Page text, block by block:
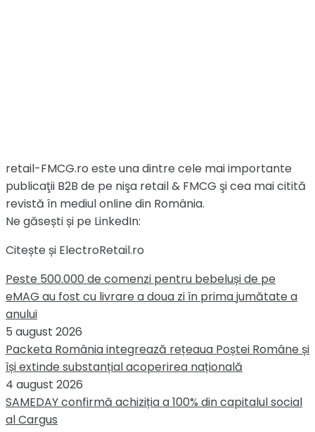
retail-FMCG.ro este una dintre cele mai importante
publicaţii B2B de pe nişa retail & FMCG şi cea mai citită
revistă în mediul online din România.
Ne găsești și pe LinkedIn:
Citește și ElectroRetail.ro
Peste 500.000 de comenzi pentru bebeluși de pe
eMAG au fost cu livrare a doua zi în prima jumătate a
anului
5 august 2026
Packeta România integrează rețeaua Poștei Române și
își extinde substanțial acoperirea națională
4 august 2026
SAMEDAY confirmă achiziția a 100% din capitalul social
al Cargus